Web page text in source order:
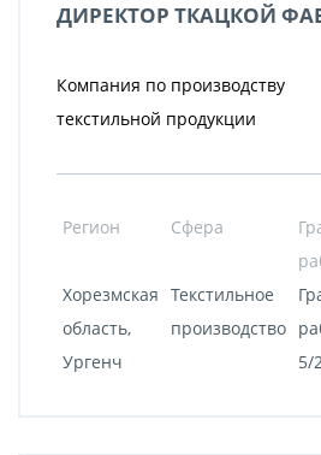
ДИРЕКТОР ТКАЦКОЙ
Компания по производству
текстильной продукции
Регион Сфера
Хорезмская
область,
Ургенч
Текстильное
производство
5/